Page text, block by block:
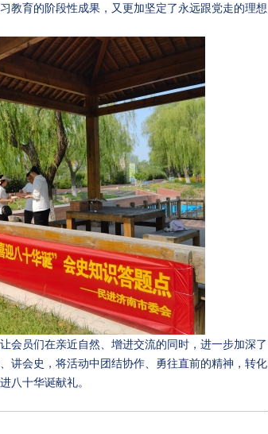
教育的阶段性成果，又更加坚定了永远跟党走的理想
会员们在亲近自然、增进交流的同时，进一步加深了
讲会史，将活动中团结协作、勇往直前的精神，转化
八十华诞献礼。